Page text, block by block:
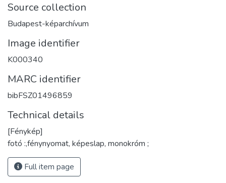
Source collection
Budapest-képarchívum
Image identifier
K000340
MARC identifier
bibFSZ01496859
Technical details
[Fénykép]
fotó :,fénynyomat, képeslap, monokróm ;
Full item page